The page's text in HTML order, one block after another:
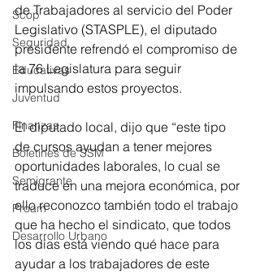
Scop
Seguridad
Educativas
Juventud
Finanzas
Boletines de SSM
Semigrante
Proam
Desarrollo Urbano
de Trabajadores al servicio del Poder
Legislativo (STASPLE), el diputado
presidente refrendó el compromiso de
la 76 Legislatura para seguir
impulsando estos proyectos.
El diputado local, dijo que “este tipo
de cursos ayudan a tener mejores
oportunidades laborales, lo cual se
traduce en una mejora económica, por
ello reconozco también todo el trabajo
que ha hecho el sindicato, que todos
los días está viendo qué hace para
ayudar a los trabajadores de este